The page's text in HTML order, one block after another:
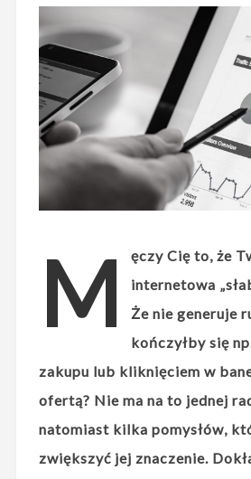
M
ęczy Cię to, że
internetowa
Że nie generuje
kończyłby się
zakupu lub kliknięciem w
ofertą? Nie ma na to jednej
natomiast kilka pomysłów,
zwiększyć jej znaczenie.